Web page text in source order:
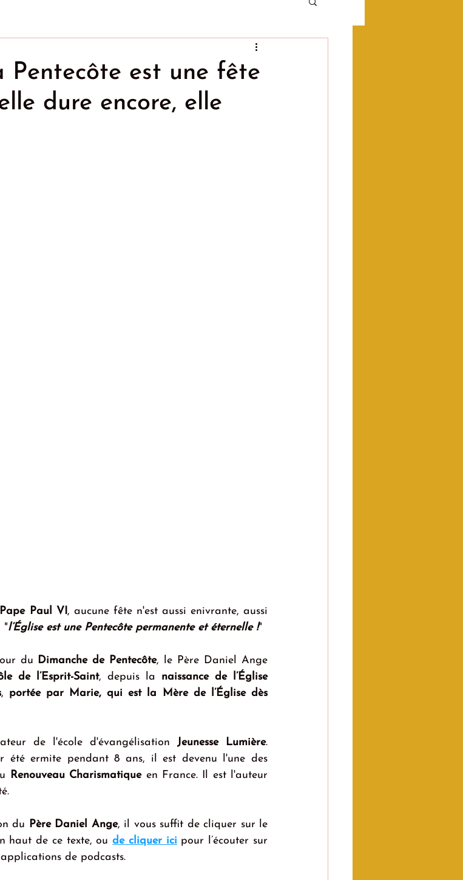
Pentecôte est une fête
dure encore, elle
Pape Paul VI, aucune fête n'est aussi enivrante, aussi
"l’Église est une Pentecôte permanente et éternelle !"
du Dimanche de Pentecôte, le Père Daniel Ange
de l’Esprit-Saint, depuis la naissance de l’Église
, portée par Marie, qui est la Mère de l’Église dès
de l'école d'évangélisation Jeunesse Lumière.
été ermite pendant 8 ans, il est devenu l'une des
Renouveau Charismatique en France. Il est l'auteur
du Père Daniel Ange, il vous suffit de cliquer sur le
haut de ce texte, ou de cliquer ici pour l’écouter sur
de podcasts.